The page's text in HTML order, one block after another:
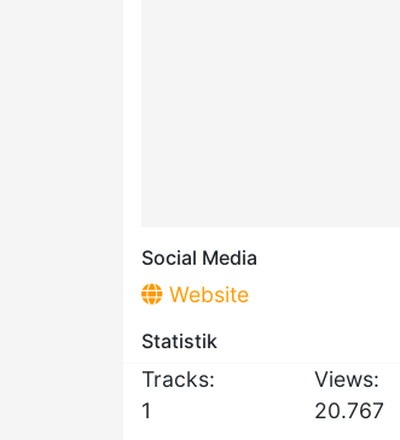
Social Media
Website
Statistik
Tracks:
1
Views:
20.767